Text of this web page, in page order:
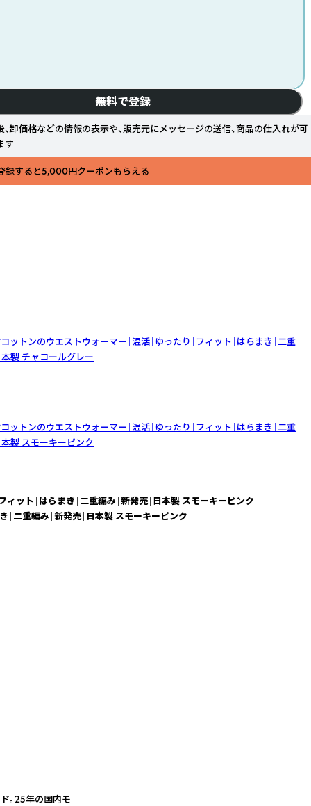
無料で登録
、卸価格などの情報の表示や、販売元にメッセージの送信、商品の仕入れが可
す
登録すると5,000円クーポンもらえる
ットンのウエストウォーマー｜温活｜ゆったり｜フィット｜はらまき｜二重
本製 チャコールグレー
ットンのウエストウォーマー｜温活｜ゆったり｜フィット｜はらまき｜二重
本製 スモーキーピンク
ット｜はらまき｜二重編み｜新発売｜日本製 スモーキーピンク
二重編み｜新発売｜日本製 スモーキーピンク
。25年の国内モ